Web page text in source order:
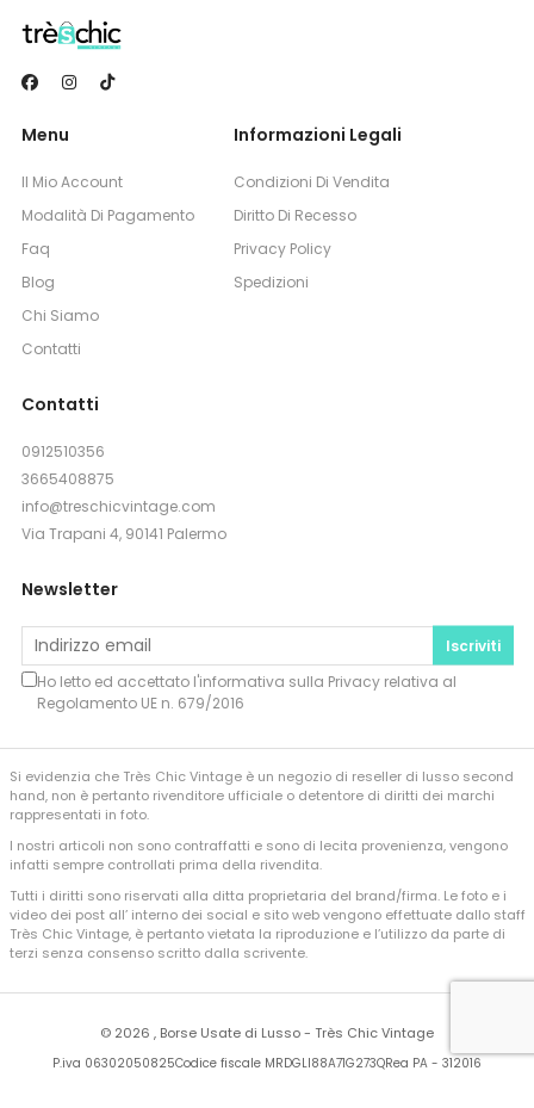
Menu
Il Mio Account
Modalità Di Pagamento
Faq
Blog
Chi Siamo
Contatti
Informazioni Legali
Condizioni Di Vendita
Diritto Di Recesso
Privacy Policy
Spedizioni
Contatti
0912510356
3665408875
info@treschicvintage.com
Via Trapani 4, 90141 Palermo
Newsletter
Iscriviti
Ho letto ed accettato l'informativa sulla Privacyrelativa al
Regolamento UE n. 679/2016
Si evidenzia che Très Chic Vintage è un negozio di reseller di lusso second
hand, non è pertanto rivenditore ufficiale o detentore di diritti dei marchi
rappresentati in foto.
I nostri articoli non sono contraffatti e sono di lecita provenienza, vengono
infatti sempre controllati prima della rivendita.
Tutti i diritti sono riservati alla ditta proprietaria del brand/firma. Le foto e i
video dei post all’ interno dei social e sito web vengono effettuate dallo staff
Très Chic Vintage, è pertanto vietata la riproduzione e l’utilizzo da parte di
terzi senza consenso scritto dalla scrivente.
© 2026 , Borse Usate di Lusso - Très Chic Vintage
P.iva 06302050825Codice fiscale MRDGLI88A71G273QRea PA - 312016